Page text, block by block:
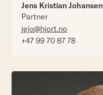
Jens Kristian Johansen
Partner
jejo@hjort.no
+47 99 70 87 78